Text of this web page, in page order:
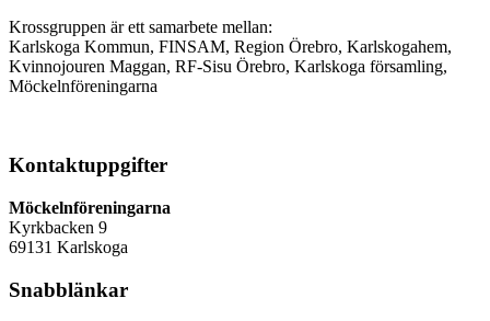
Krossgruppen är ett samarbete mellan:
Karlskoga Kommun, FINSAM, Region Örebro, Karlskogahem,
Kvinnojouren Maggan, RF-Sisu Örebro, Karlskoga församling,
Möckelnföreningarna
Kontaktuppgifter
Möckelnföreningarna
Kyrkbacken 9
69131 Karlskoga
Snabblänkar